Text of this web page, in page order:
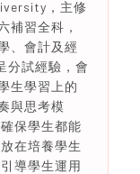
，主修
補習全科，
、會計及經
分試經驗，會
生學習上的
與思考模
保學生都能
在培養學生
導學生運用